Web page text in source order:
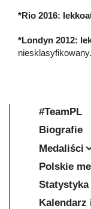
*Rio 2016:
*Londyn 2012:
niesklasyfikowany.
#TeamPL
Biografie
Medaliści
Polskie
Statystyka
Kalendarz